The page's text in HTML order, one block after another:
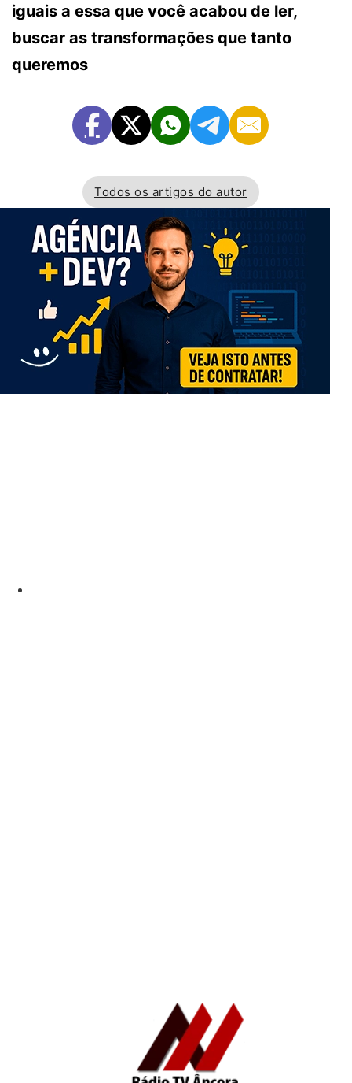
iguais a essa que você acabou de ler,
buscar as transformações que tanto
queremos
Todos os artigos do autor